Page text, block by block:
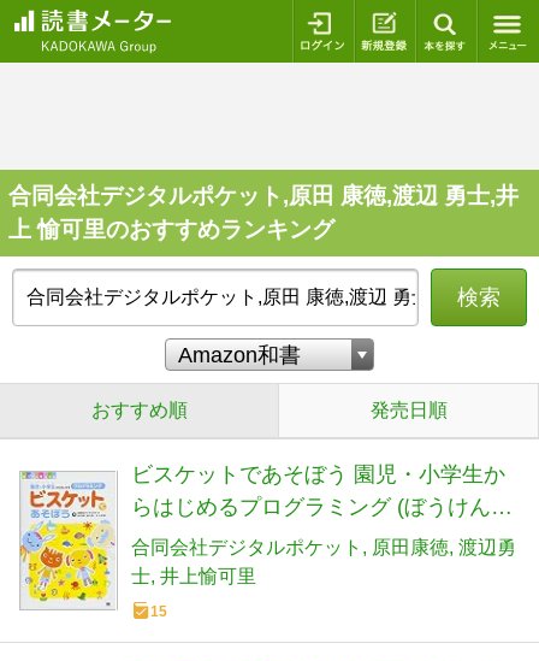
ログイン 新規登録
合同会社デジタルポケット,原田 康徳,渡辺 勇士,井
上 愉可里のおすすめランキング
検索
おすすめ順 発売日順
ビスケットであそぼう 園児・小学生か
らはじめるプログラミング (ぼうけんキ
ッズ)
合同会社デジタルポケット 原田康徳 渡辺勇
士 井上愉可里
15